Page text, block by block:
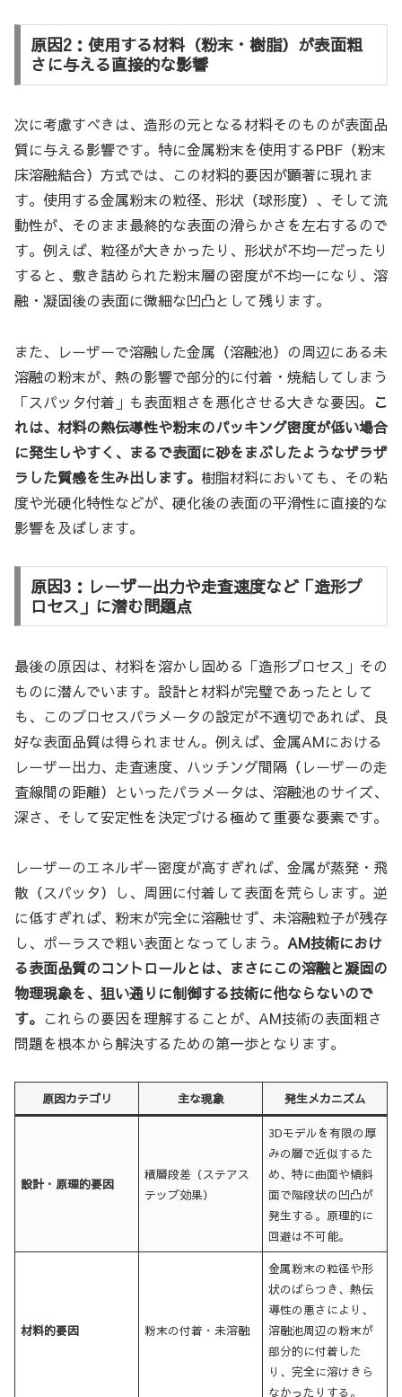
原因2：使用する材料（粉末・樹脂）が表面粗
さに与える直接的な影響
次に考慮すべきは、造形の元となる材料そのものが表面品
質に与える影響です。特に金属粉末を使用するPBF（粉末
床溶融結合）方式では、この材料的要因が顕著に現れま
す。使用する金属粉末の粒径、形状（球形度）、そして流
動性が、そのまま最終的な表面の滑らかさを左右するので
す。例えば、粒径が大きかったり、形状が不均一だったり
すると、敷き詰められた粉末層の密度が不均一になり、溶
融・凝固後の表面に微細な凹凸として残ります。
また、レーザーで溶融した金属（溶融池）の周辺にある未
溶融の粉末が、熱の影響で部分的に付着・焼結してしまう
「スパッタ付着」も表面粗さを悪化させる大きな要因。 こ
れは、材料の熱伝導性や粉末のパッキング密度が低い場合
に発生しやすく、まるで表面に砂をまぶしたようなザラザ
ラした質感を生み出します。 樹脂材料においても、その粘
度や光硬化特性などが、硬化後の表面の平滑性に直接的な
影響を及ぼします。
原因3：レーザー出力や走査速度など「造形プ
ロセス」に潜む問題点
最後の原因は、材料を溶かし固める「造形プロセス」その
ものに潜んでいます。設計と材料が完璧であったとして
も、このプロセスパラメータの設定が不適切であれば、良
好な表面品質は得られません。例えば、金属AMにおける
レーザー出力、走査速度、ハッチング間隔（レーザーの走
査線間の距離）といったパラメータは、溶融池のサイズ、
深さ、そして安定性を決定づける極めて重要な要素です。
レーザーのエネルギー密度が高すぎれば、金属が蒸発・飛
散（スパッタ）し、周囲に付着して表面を荒らします。逆
に低すぎれば、粉末が完全に溶融せず、未溶融粒子が残存
し、ポーラスで粗い表面となってしまう。 AM技術におけ
る表面品質のコントロールとは、まさにこの溶融と凝固の
物理現象を、狙い通りに制御する技術に他ならないので
す。 これらの要因を理解することが、AM技術の表面粗さ
問題を根本から解決するための第一歩となります。
原因カテゴリ 主な現象 発生メカニズム
設計・原理的要因
積層段差（ステアス
テップ効果）
3Dモデルを有限の厚
みの層で近似するた
め、特に曲面や傾斜
面で階段状の凹凸が
発生する。原理的に
回避は不可能。
材料的要因 粉末の付着・未溶融
金属粉末の粒径や形
状のばらつき、熱伝
導性の悪さにより、
溶融池周辺の粉末が
部分的に付着した
り、完全に溶けきら
なかったりする。